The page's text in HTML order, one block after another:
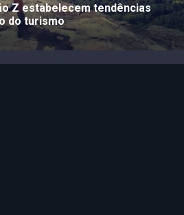
Z estabelecem tendências
do turismo